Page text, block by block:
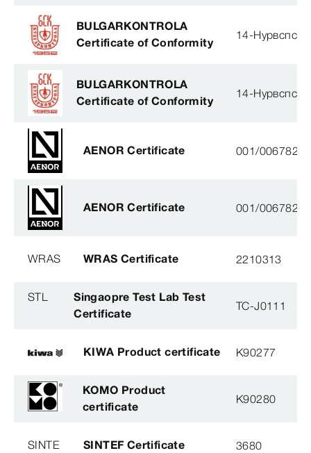
BULGARKONTROLA
Certificate of Conformity
14-
BULGARKONTROLA
Certificate of Conformity
14-
AENOR Certificate 001/006782
AENOR Certificate 001/006782
WRAS WRAS Certificate 2210313
STL
Singaopre Test Lab Test
Certificate
TC-J0111
KIWA Product certificate K90277
KOMO Product
certificate
K90280
SINTE SINTEF Certificate 3680